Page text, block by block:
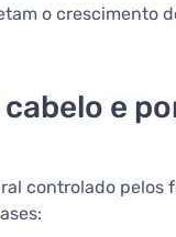
o crescimento
e
controlado